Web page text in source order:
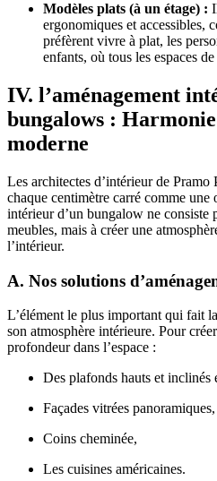
Modèles plats (à un étage) :
ergonomiques et accessibles,
préfèrent vivre à plat, les
enfants, où tous les espaces
IV. l’aménagement
bungalows :
moderne
Les architectes d’intérieur de Pramo
chaque centimètre carré comme une
intérieur d’un bungalow ne consiste
meubles, mais à créer une
l’intérieur.
A. Nos solutions
L’élément le plus important qui fait
son atmosphère intérieure. Pour
profondeur dans l’espace :
Des plafonds hauts et inclinés
Façades vitrées panoramiques,
Coins cheminée,
Les cuisines américaines.